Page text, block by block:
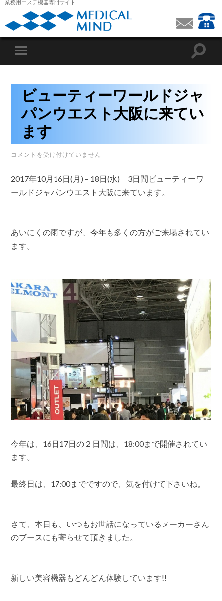
業務用エステ機器専門サイト
ビューティーワールドジャ
パンウエスト大阪に来てい
ます
ビ
テ
ド
ジ
ャ
エ
ス
阪
来
て
は
コメントを受け付けていません
2017年10月16日(月) – 18日(水) 3日間ビューティーワ
ールドジャパンウエスト大阪に来ています。
あいにくの雨ですが、今年も多くの方がご来場されてい
ます。
今年は、16日17日の２日間は、18:00まで開催されてい
ます。
最終日は、17:00までですので、気を付けて下さいね。
さて、本日も、いつもお世話になっているメーカーさん
のブースにも寄らせて頂きました。
新しい美容機器もどんどん体験しています!!